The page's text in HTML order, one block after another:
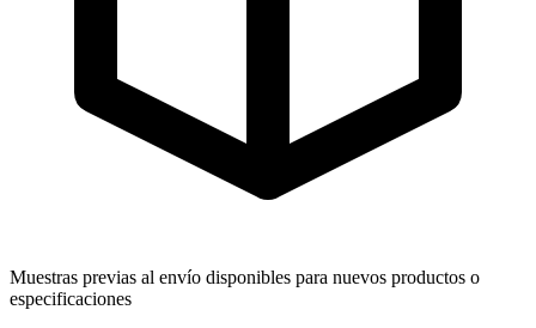
Muestras previas al envío disponibles para nuevos productos o
especificaciones